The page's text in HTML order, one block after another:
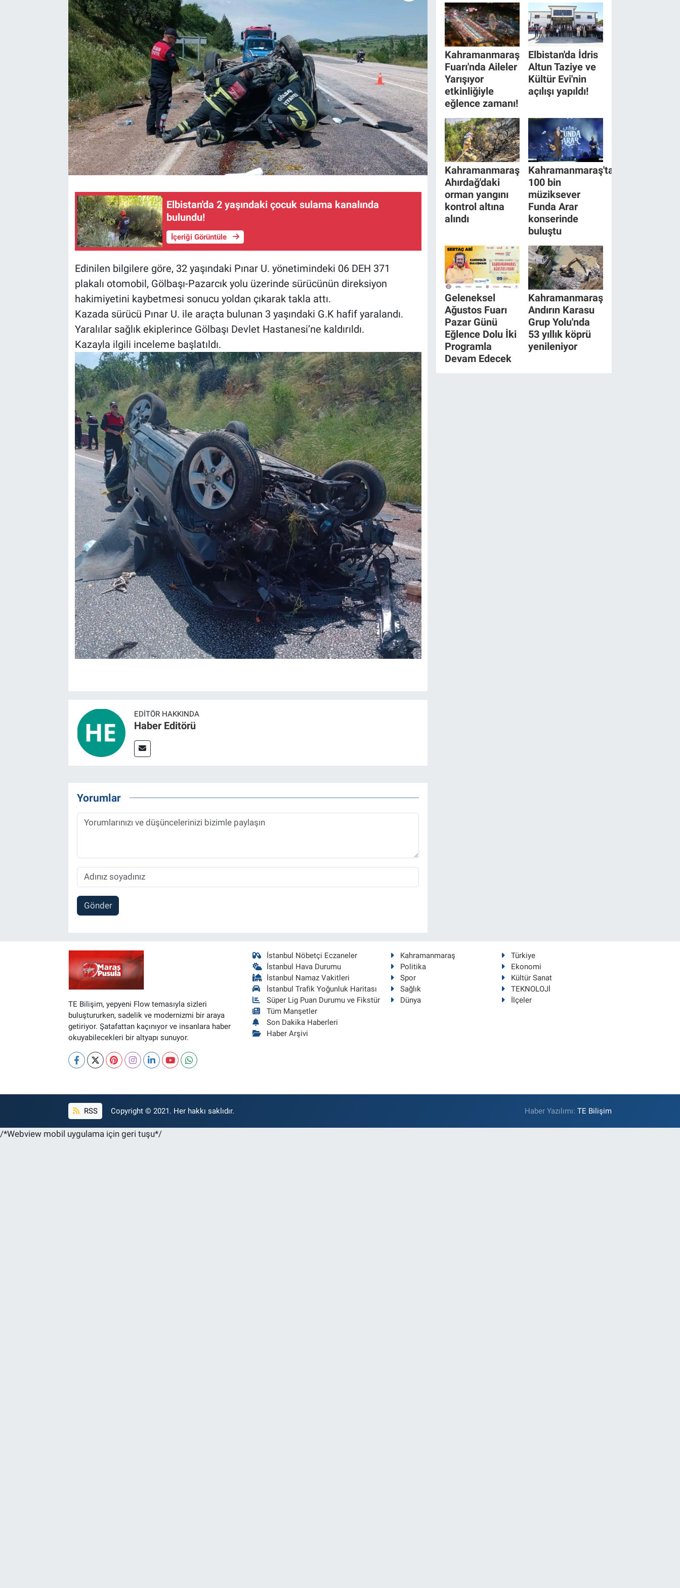
Elbistan'da 2 yaşındaki çocuk sulama kanalında
bulundu!
İçeriği Görüntüle
Edinilen bilgilere göre, 32 yaşındaki Pınar U. yönetimindeki 06 DEH 371
plakalı otomobil, Gölbaşı-Pazarcık yolu üzerinde sürücünün direksiyon
hakimiyetini kaybetmesi sonucu yoldan çıkarak takla attı.
Kazada sürücü Pınar U. ile araçta bulunan 3 yaşındaki G.K hafif yaralandı.
Yaralılar sağlık ekiplerince Gölbaşı Devlet Hastanesi’ne kaldırıldı.
Kazayla ilgili inceleme başlatıldı.
EDITÖR HAKKINDA
Haber Editörü
Yorumlar
Gönder
Kahramanmaraş
Fuarı'nda Aileler
Yarışıyor
etkinliğiyle
eğlence zamanı!
Elbistan'da İdris
Altun Taziye ve
Kültür Evi'nin
açılışı yapıldı!
Kahramanmaraş
Ahırdağ'daki
orman yangını
kontrol altına
alındı
Kahramanmaraş'ta
100 bin
müziksever
Funda Arar
konserinde
buluştu
Geleneksel
Ağustos Fuarı
Pazar Günü
Eğlence Dolu İki
Programla
Devam Edecek
Kahramanmaraş
Andırın Karasu
Grup Yolu'nda
53 yıllık köprü
yenileniyor
TE Bilişim, yepyeni Flow temasıyla sizleri
buluştururken, sadelik ve modernizmi bir araya
getiriyor. Şatafattan kaçınıyor ve insanlara haber
okuyabilecekleri bir altyapı sunuyor.
İstanbul Nöbetçi Eczaneler
İstanbul Hava Durumu
İstanbul Namaz Vakitleri
İstanbul Trafik Yoğunluk Haritası
Süper Lig Puan Durumu ve Fikstür
Tüm Manşetler
Son Dakika Haberleri
Haber Arşivi
Kahramanmaraş
Türkiye
Politika
Ekonomi
Spor
Kültür Sanat
Sağlık
TEKNOLOJİ
Dünya
İlçeler
RSS Copyright © 2021. Her hakkı saklıdır. Haber Yazılımı:TE Bilişim
/*Webview mobil uygulama için geri tuşu*/
TEKNOLOJİ
Bilim, Teknoloji
HABERDE İNSAN
BİLİM VE TEKNOLOJİ